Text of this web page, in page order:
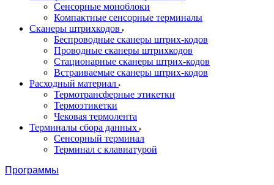
Сенсорные моноблоки
Компактные сенсорные терминалы
Сканеры штрихкодов
Беспроводные сканеры штрих-кодов
Проводные сканеры штрихкодов
Стационарные сканеры штрих-кодов
Встраиваемые сканеры штрих-кодов
Расходный материал
Термотрансферные этикетки
Термоэтикетки
Чековая термолента
Терминалы сбора данных
Сенсорный терминал
Терминал с клавиатурой
Программы